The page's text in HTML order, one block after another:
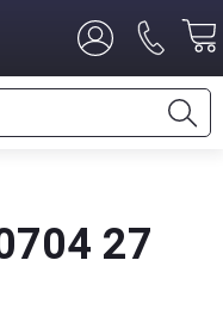
27